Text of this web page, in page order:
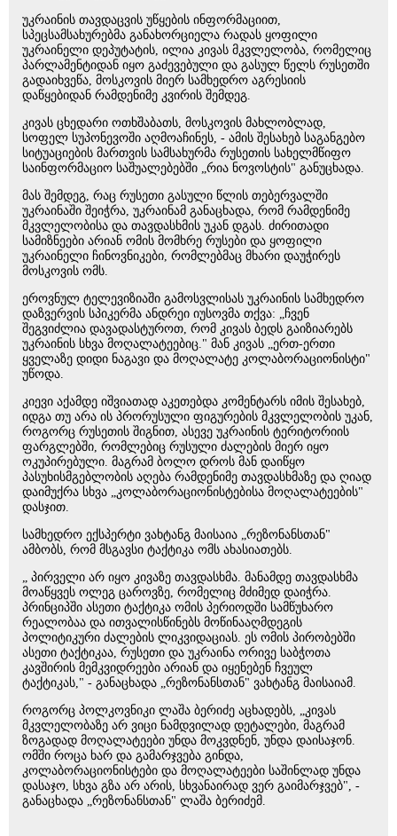
უკრაინის თავდაცვის უწყების ინფორმაციით,
სპეცსამსახურებმა განახორციელა რადას ყოფილი
უკრაინელი დეპუტატის, ილია კივას მკვლელობა, რომელიც
პარლამენტიდან იყო გაძევებული და გასულ წელს რუსეთში
გადაიხვეწა, მოსკოვის მიერ სამხედრო აგრესიის
დაწყებიდან რამდენიმე კვირის შემდეგ.
კივას ცხედარი ოთხშაბათს, მოსკოვის მახლობლად,
სოფელ სუპონევოში აღმოაჩინეს, - ამის შესახებ საგანგებო
სიტუაციების მართვის სამსახურმა რუსეთის სახელმწიფო
საინფორმაციო საშუალებებში „რია ნოვოსტის" განუცხადა.
მას შემდეგ, რაც რუსეთი გასული წლის თებერვალში
უკრაინაში შეიჭრა, უკრაინამ განაცხადა, რომ რამდენიმე
მკვლელობისა და თავდასხმის უკან დგას. ძირითადი
სამიზნეები არიან ომის მომხრე რუსები და ყოფილი
უკრაინელი ჩინოვნიკები, რომლებმაც მხარი დაუჭირეს
მოსკოვის ომს.
ეროვნულ ტელევიზიაში გამოსვლისას უკრაინის სამხედრო
დაზვერვის სპიკერმა ანდრეი იუსოვმა თქვა: „ჩვენ
შეგვიძლია დავადასტუროთ, რომ კივას ბედს გაიზიარებს
უკრაინის სხვა მოღალატეებიც." მან კივას „ერთ-ერთი
ყველაზე დიდი ნაგავი და მოღალატე კოლაბორაციონისტი"
უწოდა.
კიევი აქამდე იშვიათად აკეთებდა კომენტარს იმის შესახებ,
იდგა თუ არა ის პრორუსული ფიგურების მკვლელობის უკან,
როგორც რუსეთის შიგნით, ასევე უკრაინის ტერიტორიის
ფარგლებში, რომლებიც რუსული ძალების მიერ იყო
ოკუპირებული. მაგრამ ბოლო დროს მან დაიწყო
პასუხისმგებლობის აღება რამდენიმე თავდასხმაზე და ღიად
დაიმუქრა სხვა „კოლაბორაციონისტებისა მოღალატეების"
დასჯით.
სამხედრო ექსპერტი ვახტანგ მაისაია „რეზონანსთან"
ამბობს, რომ მსგავსი ტაქტიკა ომს ახასიათებს.
„ პირველი არ იყო კივაზე თავდასხმა. მანამდე თავდასხმა
მოაწყვეს ოლეგ ცაროვზე, რომელიც მძიმედ დაიჭრა.
პრინციპში ასეთი ტაქტიკა ომის პერიოდში სამწუხარო
რეალობაა და ითვალისწინებს მოწინააღმდეგის
პოლიტიკური ძალების ლიკვიდაციას. ეს ომის პირობებში
ასეთი ტაქტიკაა, რუსეთი და უკრაინა ორივე საბჭოთა
კავშირის მემკვიდრეები არიან და იყენებენ ჩვეულ
ტაქტიკას," - განაცხადა „რეზონანსთან" ვახტანგ მაისაიამ.
როგორც პოლკოვნიკი ლაშა ბერიძე აცხადებს, „კივას
მკვლელობაზე არ ვიცი ნამდვილად დეტალები, მაგრამ
ზოგადად მოღალატეები უნდა მოკვდნენ, უნდა დაისაჯონ.
ომში როცა ხარ და გამარჯვება გინდა,
კოლაბორაციონისტები და მოღალატეები საშინლად უნდა
დასაჯო, სხვა გზა არ არის, სხვანაირად ვერ გაიმარჯვებ", -
განაცხადა „რეზონანსთან" ლაშა ბერიძემ.